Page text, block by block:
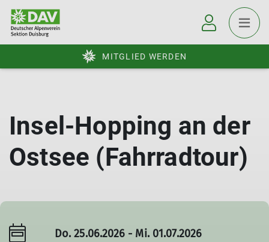
MITGLIED WERDEN
Insel-Hopping an der
Ostsee (Fahrradtour)
Do. 25.06.2026 - Mi. 01.07.2026